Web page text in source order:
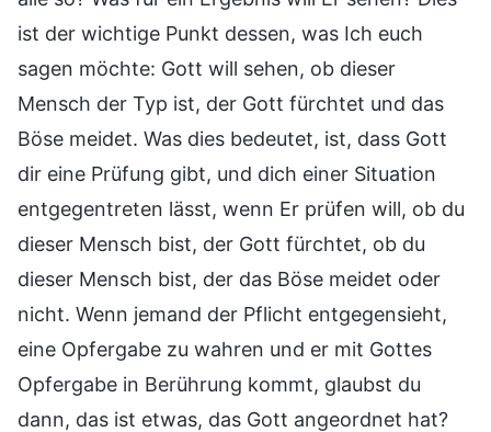
ist der wichtige Punkt dessen, was Ich euch
sagen möchte: Gott will sehen, ob dieser
Mensch der Typ ist, der Gott fürchtet und das
Böse meidet. Was dies bedeutet, ist, dass Gott
dir eine Prüfung gibt, und dich einer Situation
entgegentreten lässt, wenn Er prüfen will, ob du
dieser Mensch bist, der Gott fürchtet, ob du
dieser Mensch bist, der das Böse meidet oder
nicht. Wenn jemand der Pflicht entgegensieht,
eine Opfergabe zu wahren und er mit Gottes
Opfergabe in Berührung kommt, glaubst du
dann, das ist etwas, das Gott angeordnet hat?